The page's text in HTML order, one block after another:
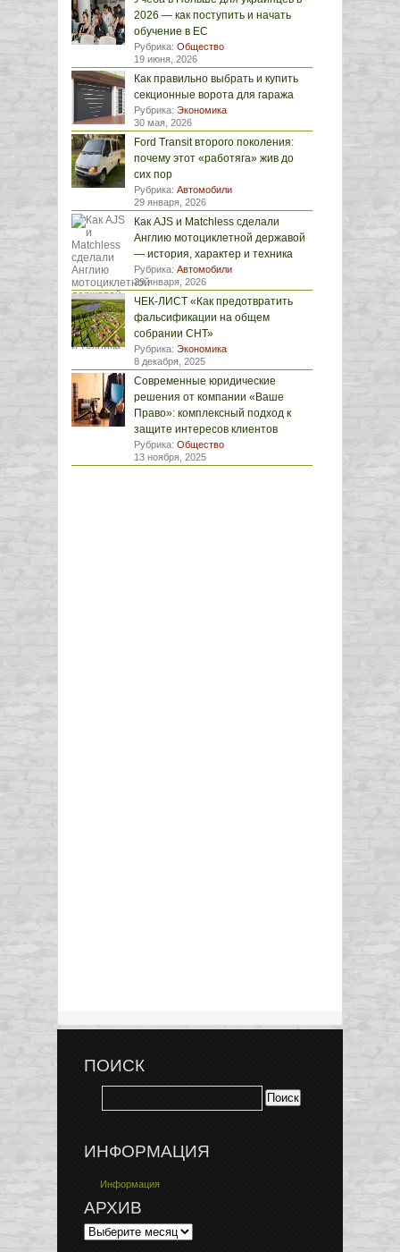
2026 — как поступить и начать
обучение в ЕС
Рубрика: Общество
19 июня, 2026
Как правильно выбрать и купить
секционные ворота для гаража
Рубрика: Экономика
30 мая, 2026
Ford Transit второго поколения:
почему этот «работяга» жив до
сих пор
Рубрика: Автомобили
29 января, 2026
Как AJS и Matchless сделали
Англию мотоциклетной державой
— история, характер и техника
Рубрика: Автомобили
29 января, 2026
ЧЕК-ЛИСТ «Как предотвратить
фальсификации на общем
собрании СНТ»
Рубрика: Экономика
8 декабря, 2025
Современные юридические
решения от компании «Ваше
Право»: комплексный подход к
защите интересов клиентов
Рубрика: Общество
13 ноября, 2025
ПОИСК
ИНФОРМАЦИЯ
Информация
АРХИВ